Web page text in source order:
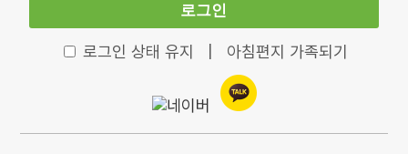
로그인
로그인 상태 유지 아침편지 가족되기